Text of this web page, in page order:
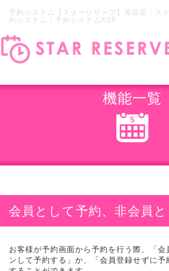
予約システム【スターリザーブ】美容室｜ス
約システム｜予約システムASP
機能一覧
会員として予約、非会員
お客様が予約画面から予約を行う際、「会
ンして予約する」か、「会員登録せずに予